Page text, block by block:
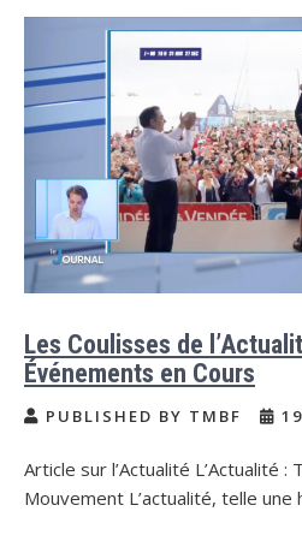
Les Coulisses de
Événements en Cours
PUBLISHED BY TMBF
Article sur l’Actualité L’Actualité :
Mouvement L’actualité, telle